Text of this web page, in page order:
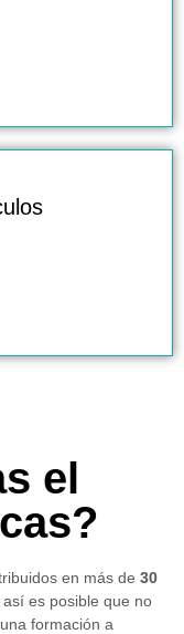
el
en más de 30
es posible que no
formación a